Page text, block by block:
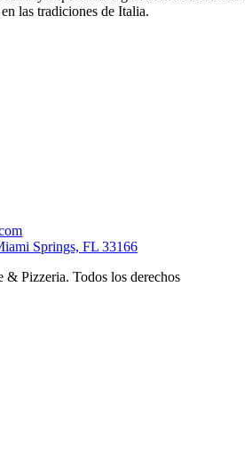
las tradiciones de Italia.
Springs, FL 33166
& Pizzeria. Todos los derechos